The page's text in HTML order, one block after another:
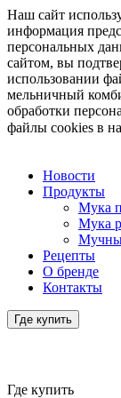
Наш сайт
информация
персональных
сайтом, вы
использовании
мельничный
обработки
файлы cookies в
Новости
Продукты
Мука
Мука
Рецепты
О бренде
Контакты
Где купить
Где купить